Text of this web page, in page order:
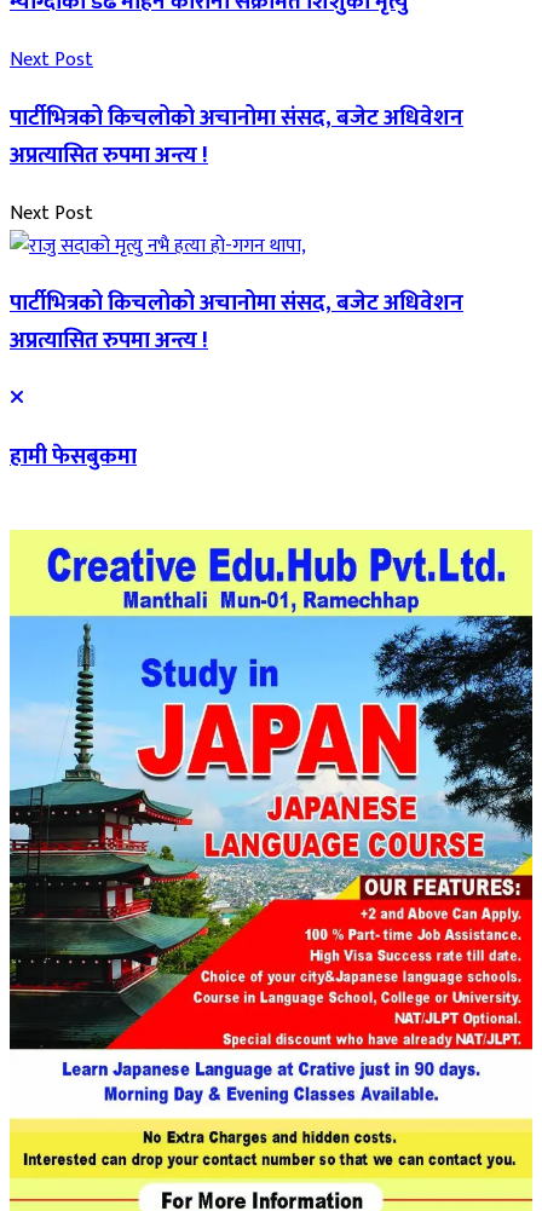
Next Post
पार्टीभित्रको किचलोको अचानोमा संसद, बजेट अधिवेशन
अप्रत्यासित रुपमा अन्त्य !
Next Post
पार्टीभित्रको किचलोको अचानोमा संसद, बजेट अधिवेशन
अप्रत्यासित रुपमा अन्त्य !
हामी फेसबुकमा